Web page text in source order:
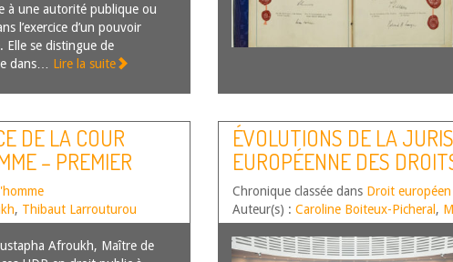
à une autorité publique ou
l’exercice d’un pouvoir
Elle se distingue de
dans… Lire la suite
DE LA COUR
– PREMIER
, Thibaut Larrouturou
Afroukh, Maître de
ÉVOLUTIONS DE LA
EUROPÉENNE DES
SEMESTRE 2024
Chronique classée dans Droit
Auteur(s) : Caroline Boiteux-Picheral ,